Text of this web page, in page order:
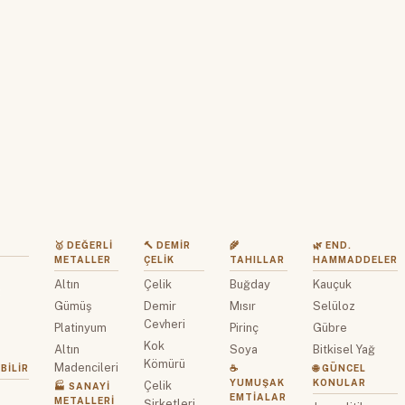
🥇 DEĞERLI
METALLER
Altın
Gümüş
Platinyum
Altın
Madencileri
🏭 SANAYI
METALLERI
🔨 DEMIR
ÇELIK
Çelik
Demir
Cevheri
Kok
Kömürü
Çelik
🌾
TAHILLAR
Buğday
Mısır
Pirinç
Soya
☕
YUMUŞAK
EMTIALAR
🌿 END.
HAMMADDELER
Kauçuk
Selüloz
Gübre
Bitkisel Yağ
🌐 GÜNCEL
KONULAR